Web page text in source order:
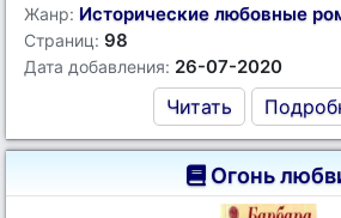
Жанр: Исторические любовные
Страниц: 98
Дата добавления: 26-07-2020
Читать
Огонь